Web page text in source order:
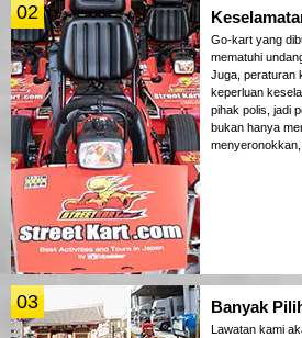
02
Go-kart yang
mematuhi
Juga, peraturan
keperluan
pihak polis, jadi
bukan hanya
menyeronokkan,
03 Banyak
Lawatan kami